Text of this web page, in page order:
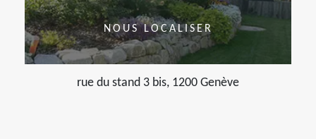
NOUS LOCALISER
rue du stand 3 bis, 1200 Genève